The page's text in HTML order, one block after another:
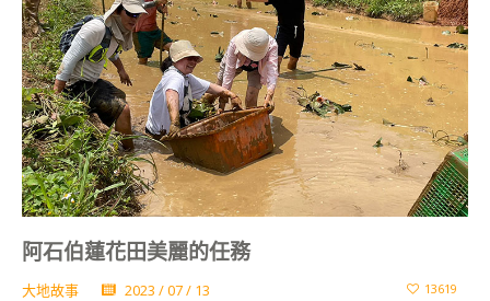
阿石伯蓮花田美麗的任務
大地故事 2023 / 07 / 13 13619